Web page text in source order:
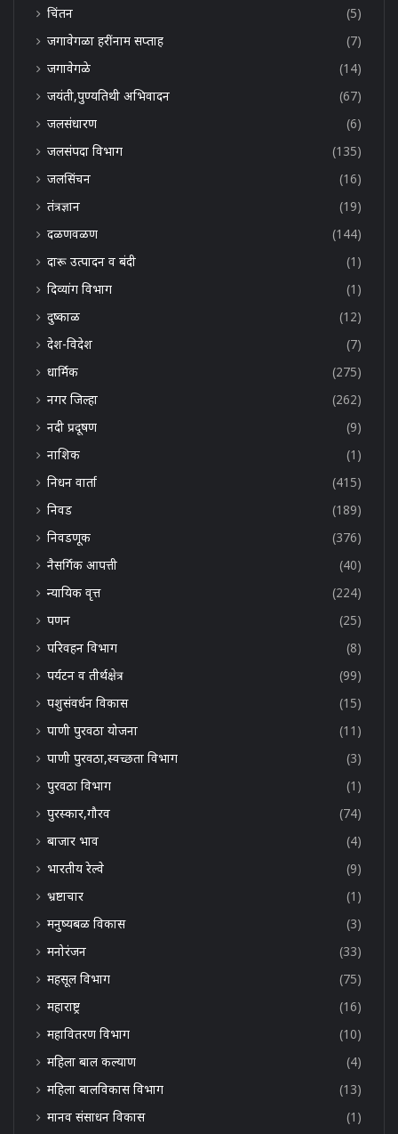
चिंतन
(5)
जगावेगळा हरींनाम सप्ताह
(7)
जगावेगळे
(14)
जयंती,पुण्यतिथी अभिवादन
(67)
जलसंधारण
(6)
जलसंपदा विभाग
(135)
जलसिंचन
(16)
तंत्रज्ञान
(19)
दळणवळण
(144)
दारू उत्पादन व बंदी
(1)
दिव्यांग विभाग
(1)
दुष्काळ
(12)
देश-विदेश
(7)
धार्मिक
(275)
नगर जिल्हा
(262)
नदी प्रदूषण
(9)
नाशिक
(1)
निधन वार्ता
(415)
निवड
(189)
निवडणूक
(376)
नैसर्गिक आपत्ती
(40)
न्यायिक वृत्त
(224)
पणन
(25)
परिवहन विभाग
(8)
पर्यटन व तीर्थक्षेत्र
(99)
पशुसंवर्धन विकास
(15)
पाणी पुरवठा योजना
(11)
पाणी पुरवठा,स्वच्छता विभाग
(3)
पुरवठा विभाग
(1)
पुरस्कार,गौरव
(74)
बाजार भाव
(4)
भारतीय रेल्वे
(9)
भ्रष्टाचार
(1)
मनुष्यबळ विकास
(3)
मनोरंजन
(33)
महसूल विभाग
(75)
महाराष्ट्र
(16)
महावितरण विभाग
(10)
महिला बाल कल्याण
(4)
महिला बालविकास विभाग
(13)
मानव संसाधन विकास
(1)